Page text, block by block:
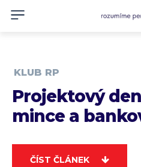
KLUB RP
Projektový
mince a
ČÍST ČLÁNEK